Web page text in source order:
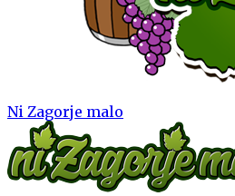
Ni Zagorje malo